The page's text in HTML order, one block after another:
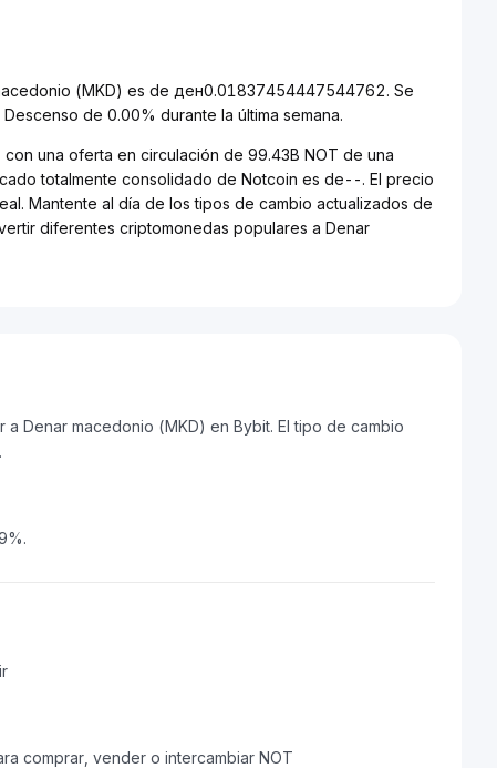
(MKD) es de ден0.01837454447544762. Se
de 0.00% durante la última semana.
una oferta en circulación de 99.43B NOT de una
totalmente consolidado de Notcoin es de--. El precio
Mantente al día de los tipos de cambio actualizados de
diferentes criptomonedas populares a Denar
Denar macedonio (MKD) en Bybit. El tipo de cambio
comprar, vender o intercambiar NOT